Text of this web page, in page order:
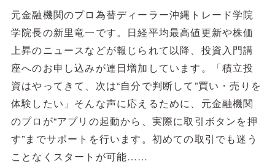
元金融機関のプロ為替ディーラー沖縄トレード学院
学院長の新里竜一です。日経平均最高値更新や株価
上昇のニュースなどが報じられて以降、投資入門講
座へのお申し込みが連日増加しています。「積立投
資はやってきて、次は“自分で判断して”買い・売りを
体験したい」そんな声に応えるために、元金融機関
のプロが“アプリの起動から、実際に取引ボタンを押
す”までサポートを行います。初めての取引でも迷う
ことなくスタートが可能……